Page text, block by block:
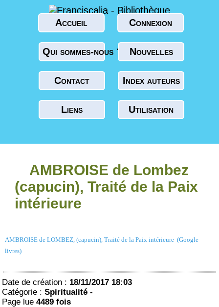
Accueil Connexion
Qui sommes-nous ? Nouvelles
Contact Index auteurs
Liens Utilisation
AMBROISE de Lombez
(capucin), Traité de la Paix
intérieure
AMBROISE de LOMBEZ, (capucin), Traité de la Paix intérieure (Google
livres)
Date de création : 18/11/2017 18:03
Catégorie : Spiritualité -
Page lue 4489 fois